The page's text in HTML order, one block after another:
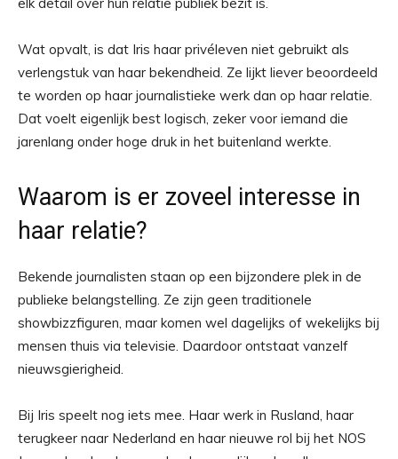
Wat opvalt, is dat Iris haar privéleven niet gebruikt als
verlengstuk van haar bekendheid. Ze lijkt liever beoordeeld
te worden op haar journalistieke werk dan op haar relatie.
Dat voelt eigenlijk best logisch, zeker voor iemand die
jarenlang onder hoge druk in het buitenland werkte.
Waarom is er zoveel interesse in
haar relatie?
Bekende journalisten staan op een bijzondere plek in de
publieke belangstelling. Ze zijn geen traditionele
showbizzfiguren, maar komen wel dagelijks of wekelijks bij
mensen thuis via televisie. Daardoor ontstaat vanzelf
nieuwsgierigheid.
Bij Iris speelt nog iets mee. Haar werk in Rusland, haar
terugkeer naar Nederland en haar nieuwe rol bij het NOS